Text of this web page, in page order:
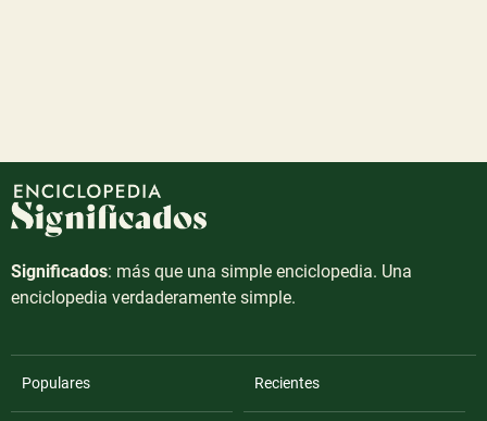
Significados: más que una simple enciclopedia. Una
enciclopedia verdaderamente simple.
Populares Recientes